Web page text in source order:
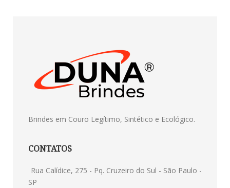
Brindes em Couro Legítimo, Sintético e Ecológico.
CONTATOS
Rua Calídice, 275 - Pq. Cruzeiro do Sul - São Paulo -
SP